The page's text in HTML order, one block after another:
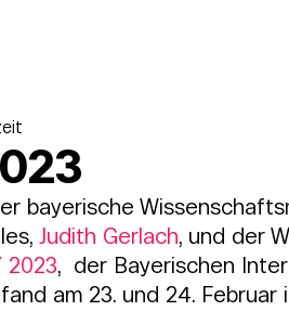
bayerische
Judith Gerlach, und der
2023,  der Bayerischen
am 23. und 24. Februar